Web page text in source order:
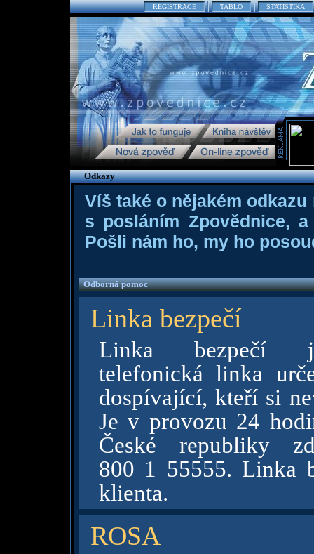
REGISTRACE TABLO STATISTIKA
Odkazy
Víš také o nějakém
s posláním Zpovědnice,
Pošli nám ho, my ho
Odborná pomoc
Linka bezpečí
Linka bezpečí
telefonická linka
dospívající, kteří si
Je v provozu 24
České republiky
800 1 55555. Linka
klienta.
ROSA